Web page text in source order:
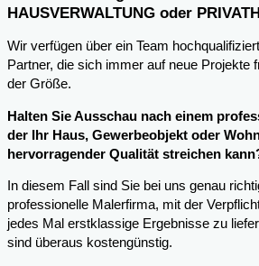
HAUSVERWALTUNG oder
Wir verfügen über ein Team
Partner, die sich immer auf neue Projekte
der Größe.
Halten Sie Ausschau nach einem
der Ihr Haus, Gewerbeobjekt oder
hervorragender Qualität streichen
In diesem Fall sind Sie bei uns genau
professionelle Malerfirma, mit der
jedes Mal erstklassige Ergebnisse zu
sind überaus kostengünstig.